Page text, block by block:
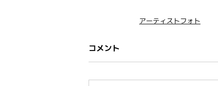
アーティストフォト
コメント